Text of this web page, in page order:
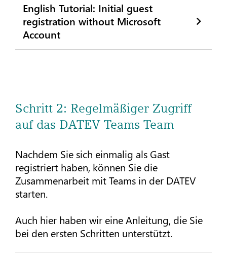
English Tutorial: Initial guest
registration without Microsoft
Account
Schritt 2: Regelmäßiger Zugriff
auf das DATEV Teams Team
Nachdem Sie sich einmalig als Gast
registriert haben, können Sie die
Zusammenarbeit mit Teams in der DATEV
starten.
Auch hier haben wir eine Anleitung, die Sie
bei den ersten Schritten unterstützt.